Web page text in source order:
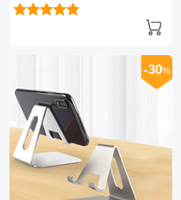
-30%